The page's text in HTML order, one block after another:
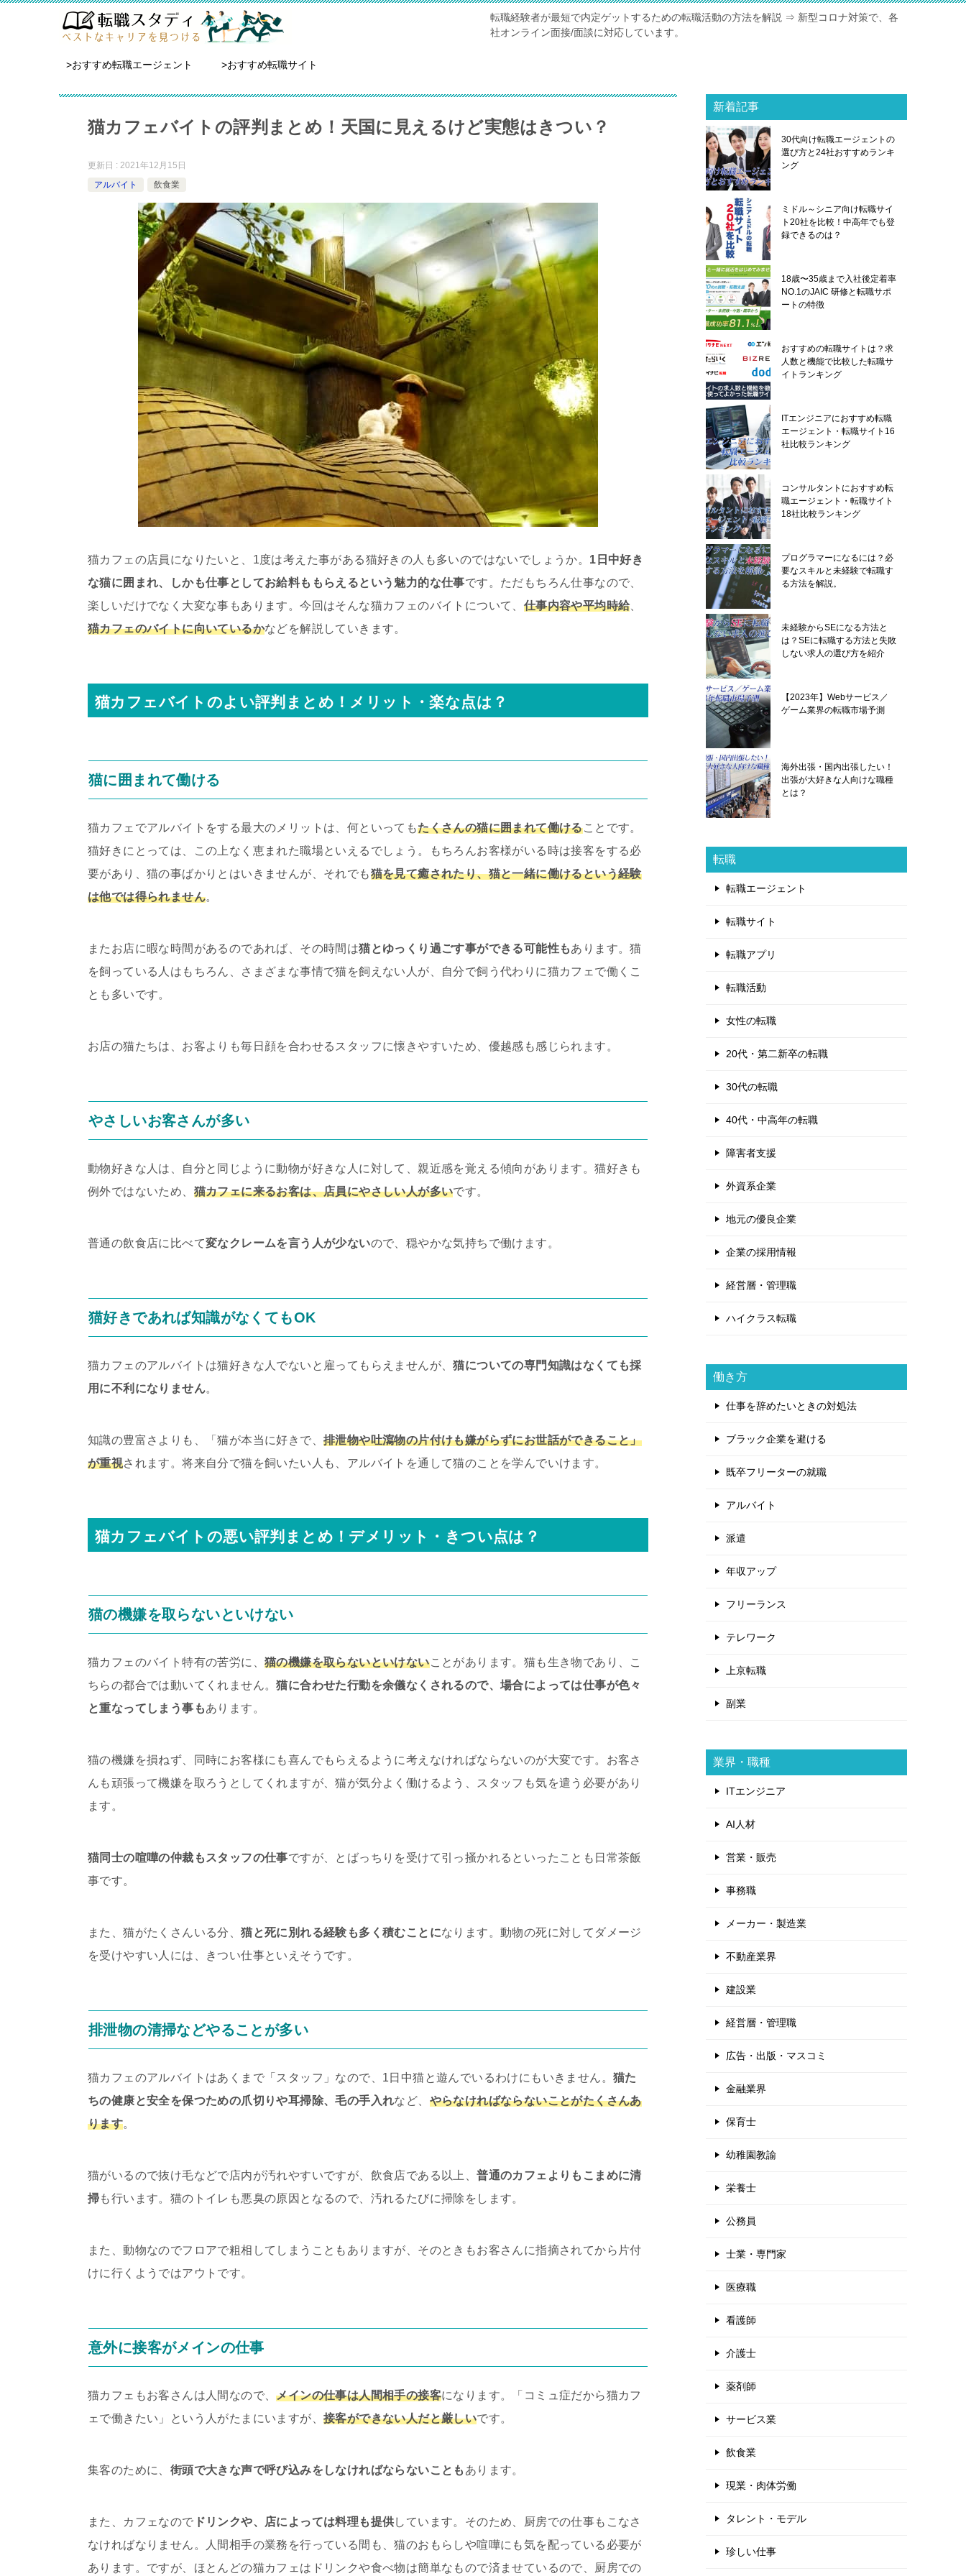
転職経験者が最短で内定ゲットするための転職活動の方法を解説 ⇒ 新型コロナ対策で、各
社オンライン面接/面談に対応しています。
>おすすめ転職エージェント >おすすめ転職サイト
猫カフェバイトの評判まとめ！天国に見えるけど実態はきつい？
更新日 : 2021年12月15日
アルバイト
飲食業
猫カフェの店員になりたいと、1度は考えた事がある猫好きの人も多いのではないでしょうか。 1日中好き
な猫に囲まれ、しかも仕事としてお給料ももらえるという魅力的な仕事です。ただもちろん仕事なので、
楽しいだけでなく大変な事もあります。今回はそんな猫カフェのバイトについて、 仕事内容や平均時給
猫カフェのバイトに向いているかなどを解説していきます。
猫カフェバイトのよい評判まとめ！メリット・楽な点は？
猫に囲まれて働ける
猫カフェでアルバイトをする最大のメリットは、何といってもたくさんの猫に囲まれて働けることです。
猫好きにとっては、この上なく恵まれた職場といえるでしょう。もちろんお客様がいる時は接客をする必
要があり、猫の事ばかりとはいきませんが、それでも猫を見て癒されたり、猫と一緒に働けるという経験
は他では得られません。
またお店に暇な時間があるのであれば、その時間は猫とゆっくり過ごす事ができる可能性もあります。猫
を飼っている人はもちろん、さまざまな事情で猫を飼えない人が、自分で飼う代わりに猫カフェで働くこ
とも多いです。
お店の猫たちは、お客よりも毎日顔を合わせるスタッフに懐きやすいため、優越感も感じられます。
やさしいお客さんが多い
動物好きな人は、自分と同じように動物が好きな人に対して、親近感を覚える傾向があります。猫好きも
例外ではないため、 猫カフェに来るお客は、店員にやさしい人が多いです。
普通の飲食店に比べて変なクレームを言う人が少ないので、穏やかな気持ちで働けます。
猫好きであれば知識がなくてもOK
猫カフェのアルバイトは猫好きな人でないと雇ってもらえませんが、猫についての専門知識はなくても採
用に不利になりません。
知識の豊富さよりも、「猫が本当に好きで、 排泄物や吐瀉物の片付けも嫌がらずにお世話ができること」
が重視されます。将来自分で猫を飼いたい人も、アルバイトを通して猫のことを学んでいけます。
猫カフェバイトの悪い評判まとめ！デメリット・きつい点は？
猫の機嫌を取らないといけない
猫カフェのバイト特有の苦労に、 猫の機嫌を取らないといけないことがあります。猫も生き物であり、こ
ちらの都合では動いてくれません。猫に合わせた行動を余儀なくされるので、場合によっては仕事が色々
と重なってしまう事もあります。
猫の機嫌を損ねず、同時にお客様にも喜んでもらえるように考えなければならないのが大変です。お客さ
んも頑張って機嫌を取ろうとしてくれますが、猫が気分よく働けるよう、スタッフも気を遣う必要があり
ます。
猫同士の喧嘩の仲裁もスタッフの仕事ですが、とばっちりを受けて引っ掻かれるといったことも日常茶飯
事です。
また、猫がたくさんいる分、猫と死に別れる経験も多く積むことになります。動物の死に対してダメージ
を受けやすい人には、きつい仕事といえそうです。
排泄物の清掃などやることが多い
猫カフェのアルバイトはあくまで「スタッフ」なので、1日中猫と遊んでいるわけにもいきません。 猫た
ちの健康と安全を保つための爪切りや耳掃除、毛の手入れなど、 やらなければならないことがたくさんあ
ります。
猫がいるので抜け毛などで店内が汚れやすいですが、飲食店である以上、普通のカフェよりもこまめに清
掃も行います。猫のトイレも悪臭の原因となるので、汚れるたびに掃除をします。
また、動物なのでフロアで粗相してしまうこともありますが、そのときもお客さんに指摘されてから片付
けに行くようではアウトです。
意外に接客がメインの仕事
猫カフェもお客さんは人間なので、メインの仕事は人間相手の接客になります。「コミュ症だから猫カフ
ェで働きたい」という人がたまにいますが、 接客ができない人だと厳しいです。
集客のために、 街頭で大きな声で呼び込みをしなければならないことも あります。
また、カフェなので ドリンクや、店によっては料理も提供しています。そのため、厨房での仕事もこなさ
なければなりません。人間相手の業務を行っている間も、猫のおもらしや喧嘩にも気を配っている必要が
あります。ですが、ほとんどの猫カフェはドリンクや食べ物は簡単なもので済ませているので、厨房での
新着記事
30代向け転職エージェントの
選び方と24社おすすめランキ
ング
ミドル～シニア向け転職サイ
ト20社を比較！中高年でも登
録できるのは？
18歳〜35歳まで入社後定着率
NO.1のJAIC 研修と転職サポ
ートの特徴
おすすめの転職サイトは？求
人数と機能で比較した転職サ
イトランキング
ITエンジニアにおすすめ転職
エージェント・転職サイト16
社比較ランキング
コンサルタントにおすすめ転
職エージェント・転職サイト
18社比較ランキング
プログラマーになるには？必
要なスキルと未経験で転職す
る方法を解説。
未経験からSEになる方法と
は？SEに転職する方法と失敗
しない求人の選び方を紹介
【2023年】Webサービス／
ゲーム業界の転職市場予測
海外出張・国内出張したい！
出張が大好きな人向けな職種
とは？
転職
転職エージェント
転職サイト
転職アプリ
転職活動
女性の転職
20代・第二新卒の転職
30代の転職
40代・中高年の転職
障害者支援
外資系企業
地元の優良企業
企業の採用情報
経営層・管理職
ハイクラス転職
働き方
仕事を辞めたいときの対処法
ブラック企業を避ける
既卒フリーターの就職
アルバイト
派遣
年収アップ
フリーランス
テレワーク
上京転職
副業
業界・職種
ITエンジニア
AI人材
営業・販売
事務職
メーカー・製造業
不動産業界
建設業
経営層・管理職
広告・出版・マスコミ
金融業界
保育士
幼稚園教諭
栄養士
公務員
士業・専門家
医療職
看護師
介護士
薬剤師
サービス業
飲食業
現業・肉体労働
タレント・モデル
珍しい仕事